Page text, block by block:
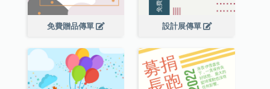
免費贈品傳單 設計展傳單